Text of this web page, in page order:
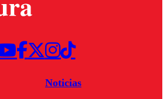
Noticias